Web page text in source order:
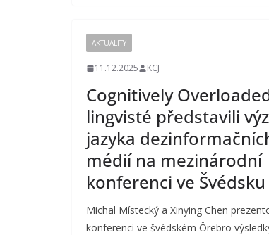
AKTUALITY
11.12.2025 KCJ
Cognitively
lingvisté představili
jazyka
médií na mezinárodní
konferenci ve Švédsku
Michal Místecký a Xinying Chen
konferenci ve švédském Örebro